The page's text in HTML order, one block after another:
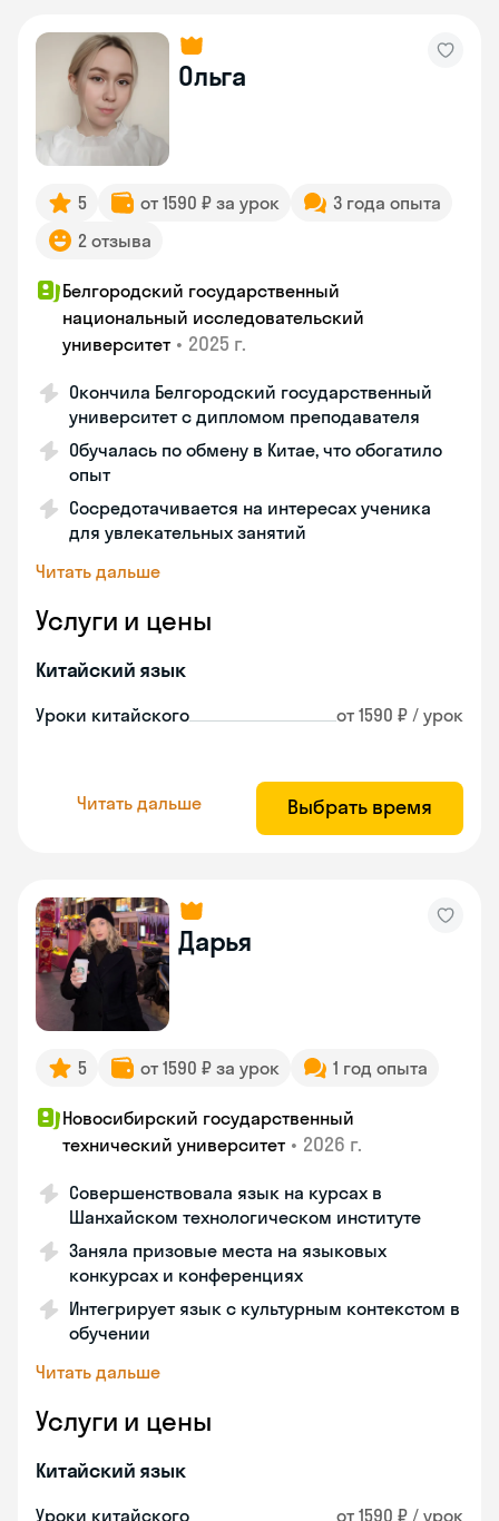
Ольга
5 от 1590 ₽ за урок
3 года опыта
2 отзыва
Белгородский государственный
национальный исследовательский
университет • 2025 г.
Окончила Белгородский государственный
университет с дипломом преподавателя
Обучалась по обмену в Китае, что обогатило
опыт
Сосредотачивается на интересах ученика
для увлекательных занятий
Читать дальше
Услуги и цены
Китайский язык
Уроки китайского от 1590 ₽ / урок
Читать дальше Выбрать время
Дарья
5 от 1590 ₽ за урок 1 год опыта
Новосибирский государственный
технический университет • 2026 г.
Совершенствовала язык на курсах в
Шанхайском технологическом институте
Заняла призовые места на языковых
конкурсах и конференциях
Интегрирует язык с культурным контекстом в
обучении
Читать дальше
Услуги и цены
Китайский язык
Уроки китайского от 1590 ₽ / урок